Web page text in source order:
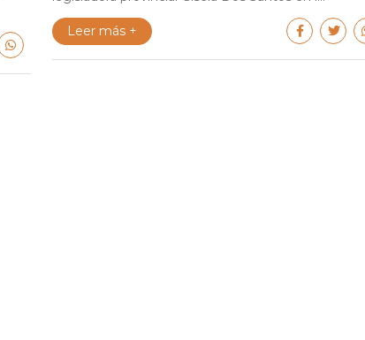
Leer más +